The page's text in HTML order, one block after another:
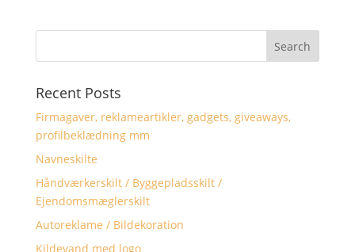
Recent Posts
Firmagaver, reklameartikler, gadgets, giveaways,
profilbeklædning mm
Navneskilte
Håndværkerskilt / Byggepladsskilt /
Ejendomsmæglerskilt
Autoreklame / Bildekoration
Kildevand med logo